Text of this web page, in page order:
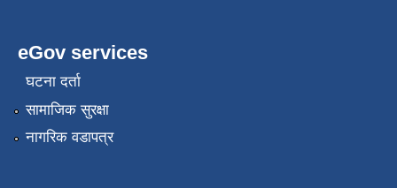
eGov services
घटना दर्ता
सामाजिक सुरक्षा
नागरिक वडापत्र